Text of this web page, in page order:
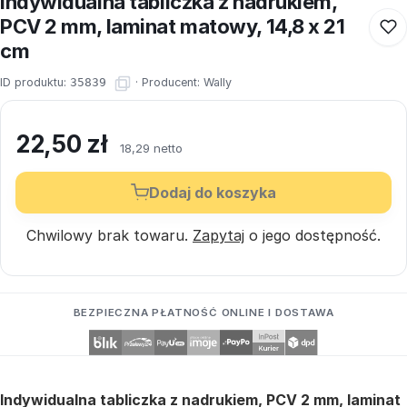
PCV 2 mm, laminat matowy, 14,8 x 21
cm
ID produktu: 35839 · Producent: Wally
22,50 zł 18,29 netto
Dodaj do koszyka
Chwilowy brak towaru. Zapytaj o jego dostępność.
BEZPIECZNA PŁATNOŚĆ ONLINE I DOSTAWA
Indywidualna tabliczka z nadrukiem, PCV 2 mm, laminat